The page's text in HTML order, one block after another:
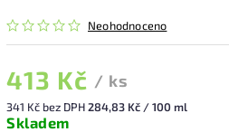
Neohodnoceno
413 Kč / ks
341 Kč bez DPH284,83 Kč / 100 ml
Skladem